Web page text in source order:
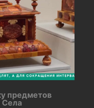
предметов
Села